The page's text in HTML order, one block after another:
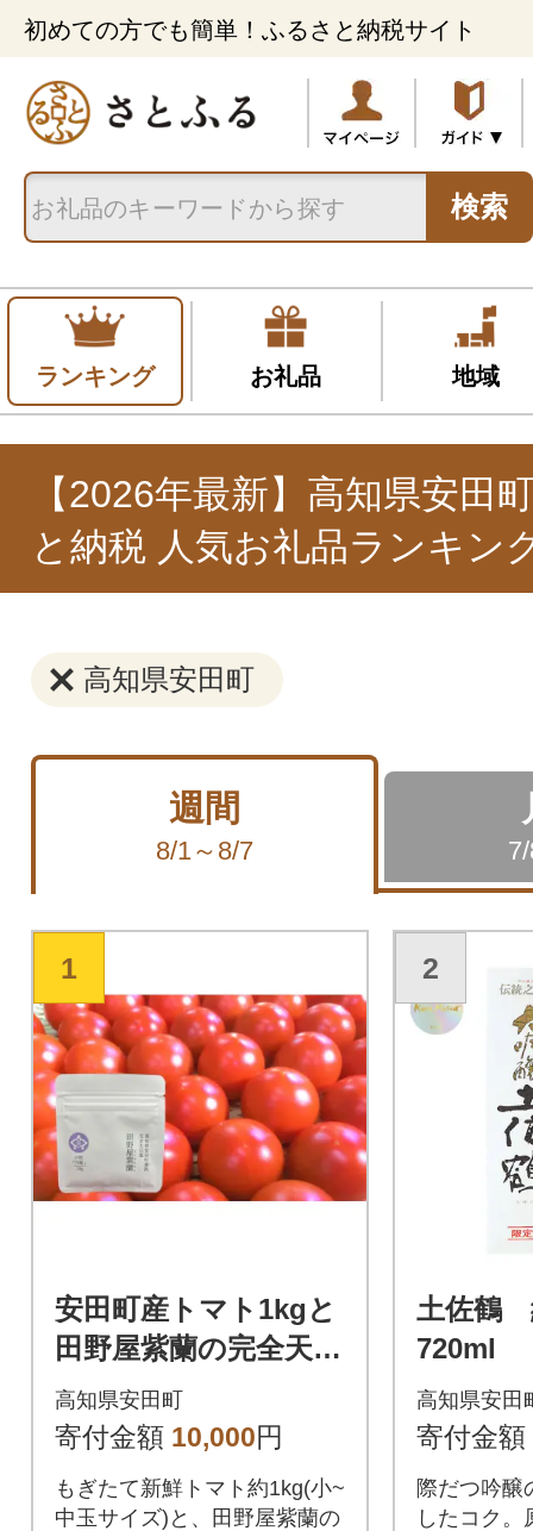
初めての方でも簡単！ふるさと納税サイト
検索
ランキング お礼品 地域
【2026年最新】高知県安田
と納税 人気お礼品ランキン
高知県安田町
週間
8/1～8/7
1
安田町産トマト1kgと
田野屋紫蘭の完全天日
塩
高知県安田町
寄付金額 10,000円
もぎたて新鮮トマト約1kg(小~
中玉サイズ)と、田野屋紫蘭の
2
土佐鶴
720ml
高知県安田
寄付金額
際だつ吟醸
したコク。